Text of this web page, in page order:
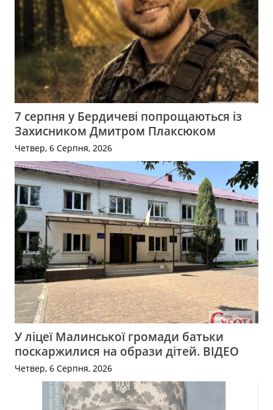
7 серпня у Бердичеві попрощаються із
Захисником Дмитром Плаксюком
Четвер, 6 Серпня, 2026
У ліцеї Малинської громади батьки
поскаржилися на образи дітей. ВІДЕО
Четвер, 6 Серпня, 2026